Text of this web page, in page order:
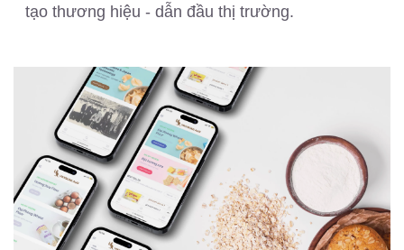
tạo thương hiệu - dẫn đầu thị trường.